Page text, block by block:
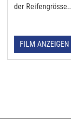
der Reifengrösse..
FILM ANZEIGEN